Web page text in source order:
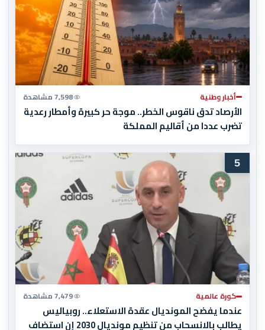
أخبار وطنية 7,598 مشاهدة
الأرصاد تدق ناقوس الخطر.. موجة حر كبيرة وأمطار رعدية
تضرب عددا من أقاليم المملكة
5
كورة عالمية 7,479 مشاهدة
عندما يفضح المونديال عقدة الاستعلاء.. روبياليس
يطالب بالانسحاب من تنظيم مونديال 2030 إن استضاف